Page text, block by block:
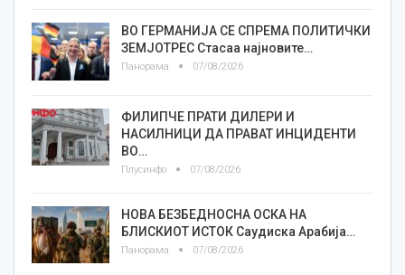
ВО ГЕРМАНИЈА СЕ СПРЕМА ПОЛИТИЧКИ
ЗЕМЈОТРЕС Стасаа најновите…
Панорама 07/08/2026
ФИЛИПЧЕ ПРАТИ ДИЛЕРИ И
НАСИЛНИЦИ ДА ПРАВАТ ИНЦИДЕНТИ
ВО…
Плусинфо 07/08/2026
НОВА БЕЗБЕДНОСНА ОСКА НА
БЛИСКИОТ ИСТОК Саудиска Арабија…
Панорама 07/08/2026